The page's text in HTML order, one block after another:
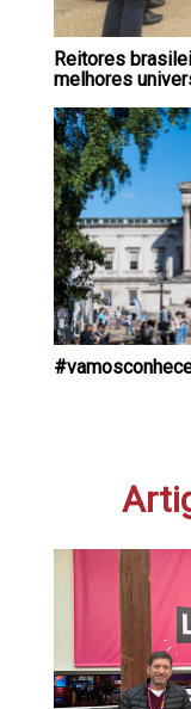
Reitores
melhores